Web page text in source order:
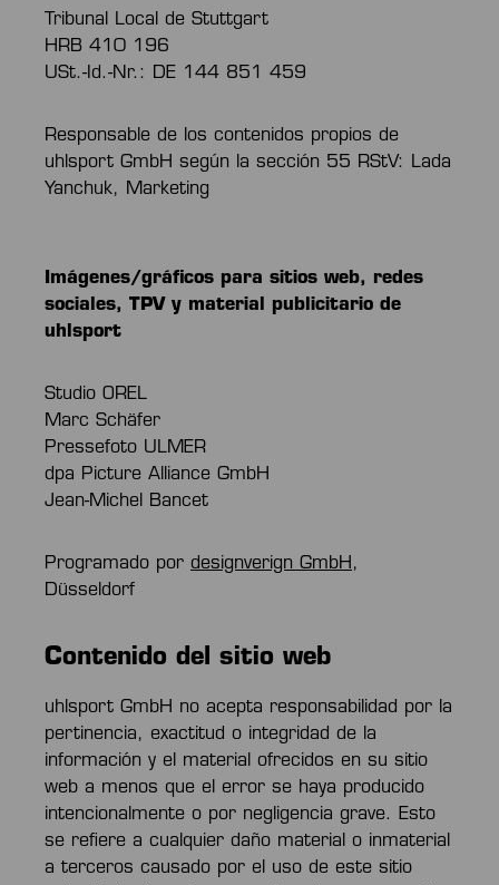
Tribunal Local de Stuttgart
HRB 410 196
USt.-Id.-Nr.: DE 144 851 459
Responsable de los contenidos propios de
uhlsport GmbH según la sección 55 RStV:
Lada
Yanchuk, Marketing
Imágenes/gráficos para sitios web, redes
sociales, TPV y material publicitario de
uhlsport
Studio OREL
Marc Schäfer
Pressefoto ULMER
dpa Picture Alliance GmbH
Jean-Michel Bancet
Programado por designverign GmbH ,
Düsseldorf
Contenido del sitio web
uhlsport GmbH no acepta responsabilidad por la
pertinencia, exactitud o integridad de la
información y el material ofrecidos en su sitio
web a menos que el error se haya producido
intencionalmente o por negligencia grave. Esto
se refiere a cualquier daño material o inmaterial
a terceros causado por el uso de este sitio